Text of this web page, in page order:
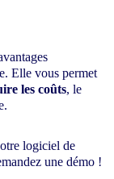
Elle vous permet
les coûts, le
logiciel de
une démo !